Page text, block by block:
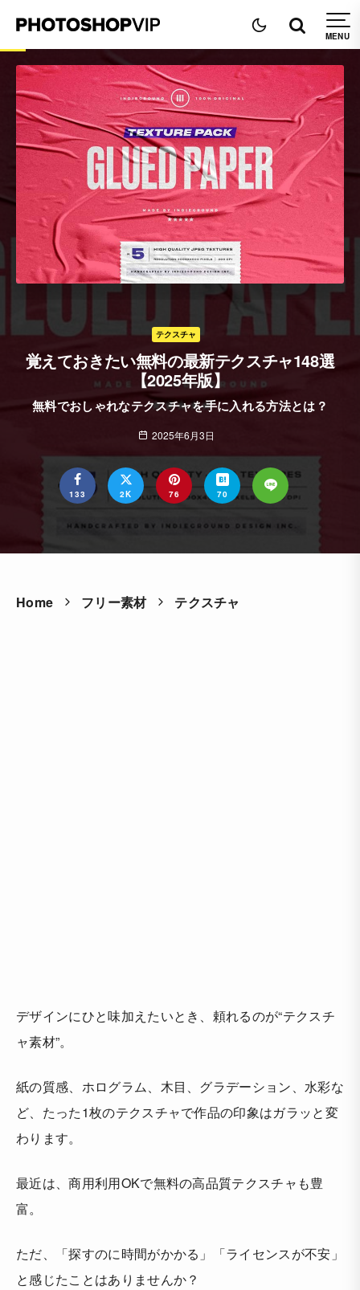
テクスチャ
覚えておきたい無料の最新テクスチャ148選
【2025年版】
無料でおしゃれなテクスチャを手に入れる方法とは？
2025年6月3日
133 2K 76 70
Home フリー素材 テクスチャ
デザインにひと味加えたいとき、頼れるのが“テクスチ
ャ素材”。
紙の質感、ホログラム、木目、グラデーション、水彩な
ど、たった1枚のテクスチャで作品の印象はガラッと変
わります。
最近は、商用利用OKで無料の高品質テクスチャも豊
富。
ただ、「探すのに時間がかかる」「ライセンスが不安」
と感じたことはありませんか？